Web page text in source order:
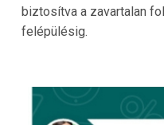
biztosítva a zavartalan
felépülésig.